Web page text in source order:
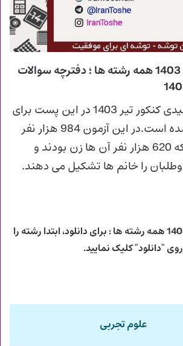
سوالات کنکور تیر 1403 همه رشته ها ؛ دفترچه سوالات
سوالات و پاسخ کلیدی کنکور تیر 1403 در این پست برای
دانلود قرار داده شده است.در این آزمون 984 هزار نفر
ثبت نام کرده اند که 620 هزار نفر آن ها زن بودند و
سوالات کنکور سال 1403 همه رشته ها : برای دانلود، ابتدا رشته را
“دانلود” کلیک نمایید.
علوم تجربی